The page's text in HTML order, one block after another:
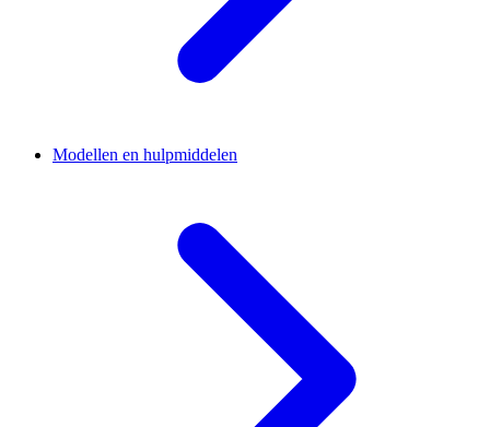
Modellen en hulpmiddelen